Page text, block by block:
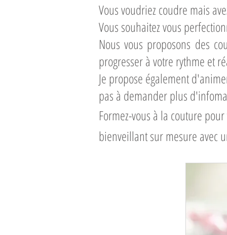
Vous voudriez coudre mais
Vous souhaitez vous
Nous vous proposons des
progresser à votre rythme et
​Je propose également
pas à demander plus
Formez-vous à la couture
bienveillant sur mesure avec